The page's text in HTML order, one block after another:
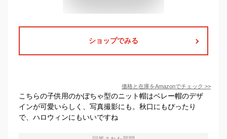
ショップでみる
価格と在庫をAmazonでチェック >>
こちらの子供用のかぼちゃ型のニット帽はベレー帽のデザ
インが可愛いらしく、写真撮影にも。秋口にもぴったり
で、ハロウィンにもいいですね